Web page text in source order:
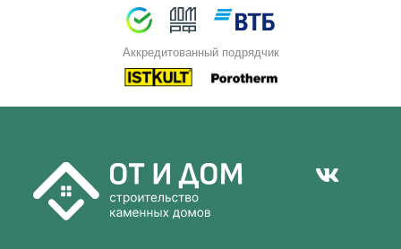
Аккредитованный подрядчик